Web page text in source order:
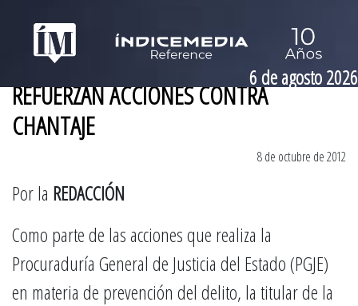
6 de agosto 2026
REFUERZAN ACCIONES CONTRA
CHANTAJE
8 de octubre de 2012
Por la REDACCIÓN
Como parte de las acciones que realiza la
Procuraduría General de Justicia del Estado (PGJE)
en materia de prevención del delito, la titular de la